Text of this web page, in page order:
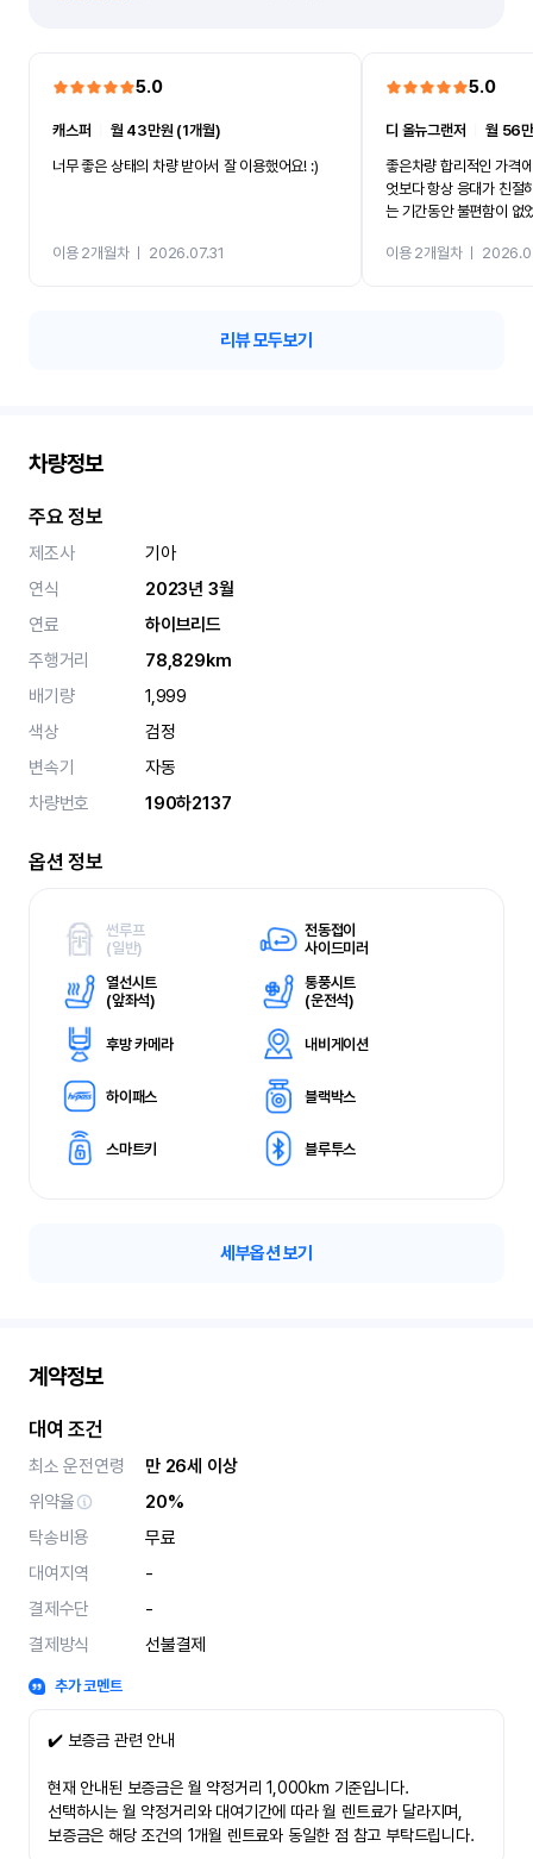
5.0
캐스퍼
월 43만원 (1개월)
너무 좋은 상태의 차량 받아서 잘 이용했어요! :)
이용 2개월차ㅣ 2026.07.31
5.0
디 올뉴그랜저 ㅣ월 56
좋은차량 합리적인 가격
엇보다 항상 응대가 친절
는 기간동안 불편함이 없
카 렌트 고민없이 강추합
이용 2개월차ㅣ
리뷰 모두보기
차량정보
주요 정보
제조사
기아
연식
2023년 3월
연료
하이브리드
주행거리
78,829km
배기량
1,999
색상
검정
변속기
자동
차량번호
190하2137
옵션 정보
썬루프
(일반)
전동접이
사이드미러
열선시트
(앞좌석)
통풍시트
(운전석)
후방 카메라 내비게이션
하이패스 블랙박스
스마트키 블루투스
세부옵션 보기
계약정보
대여 조건
최소 운전연령
만 26세 이상
위약율
20%
탁송비용
무료
대여지역
-
결제수단
-
결제방식
선불결제
추가 코멘트
✔️ 보증금 관련 안내
현재 안내된 보증금은 월 약정거리 1,000km 기준입니다.
선택하시는 월 약정거리와 대여기간에 따라 월 렌트료가 달라지며,
보증금은 해당 조건의 1개월 렌트료와 동일한 점 참고 부탁드립니다.